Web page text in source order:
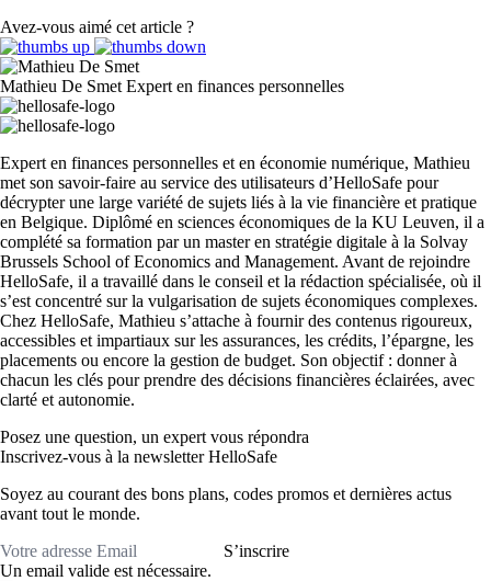
Avez-vous aimé cet article ?
Mathieu De Smet Expert en finances personnelles
Expert en finances personnelles et en économie numérique, Mathieu
met son savoir-faire au service des utilisateurs d’HelloSafe pour
décrypter une large variété de sujets liés à la vie financière et pratique
en Belgique. Diplômé en sciences économiques de la KU Leuven, il a
complété sa formation par un master en stratégie digitale à la Solvay
Brussels School of Economics and Management. Avant de rejoindre
HelloSafe, il a travaillé dans le conseil et la rédaction spécialisée, où il
s’est concentré sur la vulgarisation de sujets économiques complexes.
Chez HelloSafe, Mathieu s’attache à fournir des contenus rigoureux,
accessibles et impartiaux sur les assurances, les crédits, l’épargne, les
placements ou encore la gestion de budget. Son objectif : donner à
chacun les clés pour prendre des décisions financières éclairées, avec
clarté et autonomie.
Posez une question, un expert vous répondra
Inscrivez-vous à la newsletter HelloSafe
Soyez au courant des bons plans, codes promos et dernières actus
avant tout le monde.
S’inscrire
Un email valide est nécessaire.